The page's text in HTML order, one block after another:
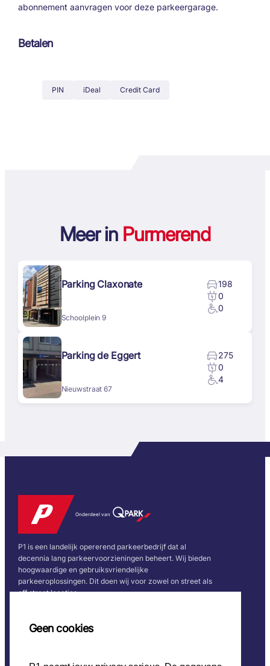
Geen cookies
abonnement aanvragen voor deze parkeergarage.
Betalen
PIN iDeal Credit Card
Meer in Purmerend
Parking Claxonate
Schoolplein 9
198
0
0
Parking de Eggert
Nieuwstraat 67
275
0
4
Onderdeel van
P1 is een landelijk opererend parkeerbedrijf dat al
decennia lang parkeervoorzieningen beheert. Wij bieden
hoogwaardige en gebruiksvriendelijke
parkeeroplossingen. Dit doen wij voor zowel on street als
off street locaties.
Snel naar
Home